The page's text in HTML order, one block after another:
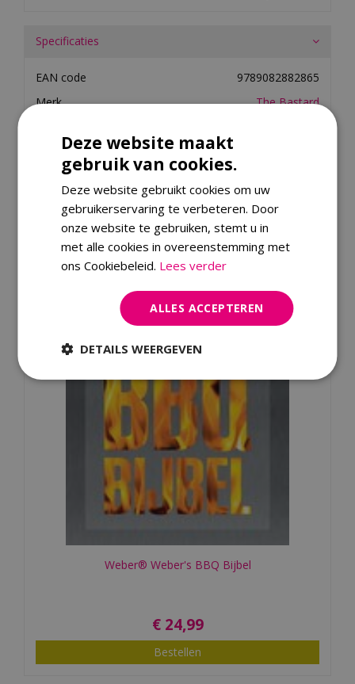
Specificaties
EAN code
9789082882865
Merk
The Bastard
Dit product kopen
Kijk ook eens naar:
Weber® Weber's BBQ Bijbel
€ 24,99
Bestellen
Deze website maakt
gebruik van cookies.
Deze website gebruikt cookies om uw
gebruikerservaring te verbeteren. Door
onze website te gebruiken, stemt u in
met alle cookies in overeenstemming met
ons Cookiebeleid. Lees verder
ALLES ACCEPTEREN
DETAILS WEERGEVEN